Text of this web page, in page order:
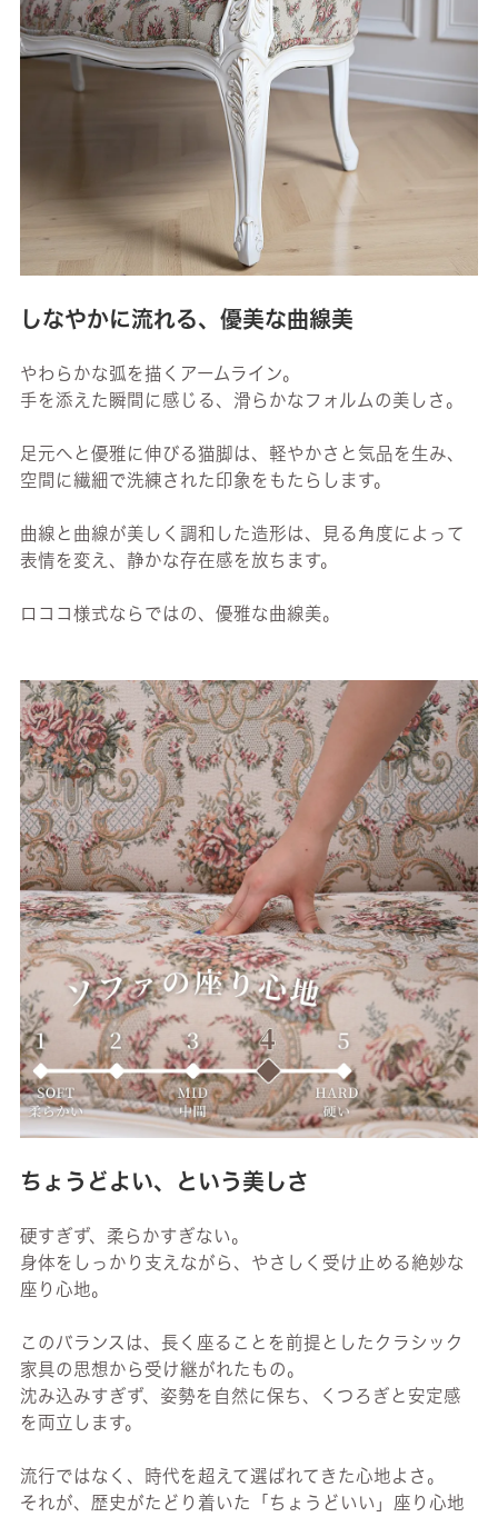
しなやかに流れる、優美な曲線美
やわらかな弧を描くアームライン。
手を添えた瞬間に感じる、滑らかなフォルムの美しさ。
足元へと優雅に伸びる猫脚は、軽やかさと気品を生み、
空間に繊細で洗練された印象をもたらします。
曲線と曲線が美しく調和した造形は、見る角度によって
表情を変え、静かな存在感を放ちます。
ロココ様式ならではの、優雅な曲線美。
ちょうどよい、という美しさ
硬すぎず、柔らかすぎない。
身体をしっかり支えながら、やさしく受け止める絶妙な
座り心地。
このバランスは、長く座ることを前提としたクラシック
家具の思想から受け継がれたもの。
沈み込みすぎず、姿勢を自然に保ち、くつろぎと安定感
を両立します。
流行ではなく、時代を超えて選ばれてきた心地よさ。
それが、歴史がたどり着いた「ちょうどいい」座り心地